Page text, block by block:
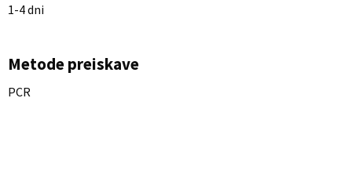
1-4 dni
Metode preiskave
PCR